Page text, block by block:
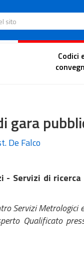
sito
Codici
gara
De Falco
- Servizi di
Servizi Metrologici e
Qualificato